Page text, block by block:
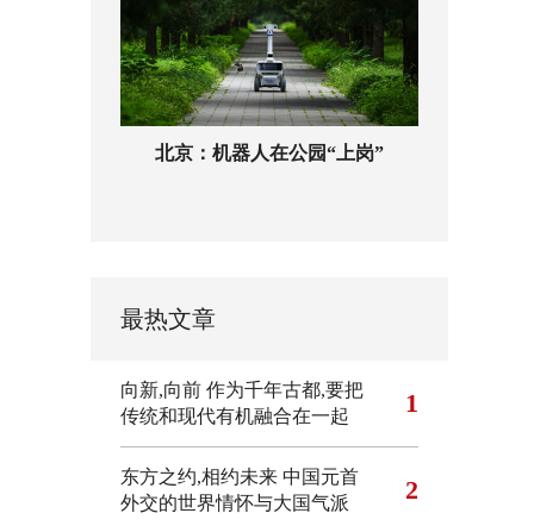
北京：机器人在公园“上岗”
最热文章
向新,向前 作为千年古都,要把
传统和现代有机融合在一起
1
东方之约,相约未来 中国元首
外交的世界情怀与大国气派
2